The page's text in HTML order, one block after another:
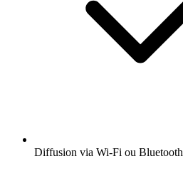
Diffusion via Wi-Fi ou Bluetooth